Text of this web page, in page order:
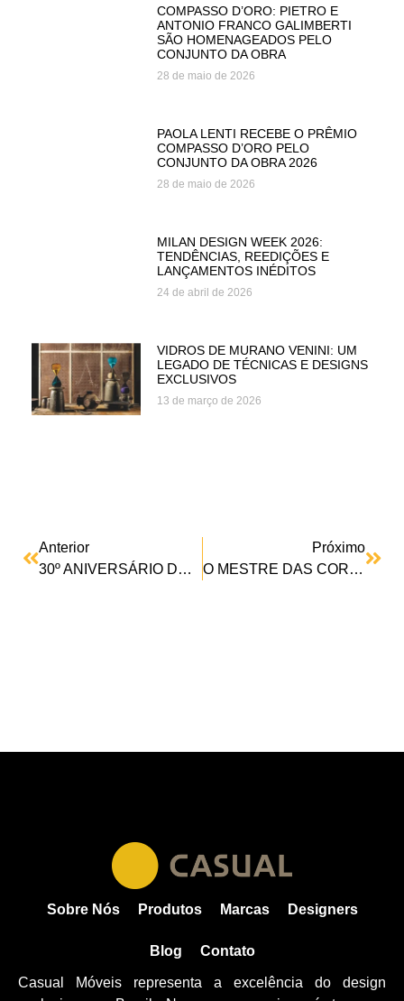
COMPASSO D’ORO: PIETRO E
ANTONIO FRANCO GALIMBERTI
SÃO HOMENAGEADOS PELO
CONJUNTO DA OBRA
28 de maio de 2026
PAOLA LENTI RECEBE O PRÊMIO
COMPASSO D’ORO PELO
CONJUNTO DA OBRA 2026
28 de maio de 2026
MILAN DESIGN WEEK 2026:
TENDÊNCIAS, REEDIÇÕES E
LANÇAMENTOS INÉDITOS
24 de abril de 2026
VIDROS DE MURANO VENINI: UM
LEGADO DE TÉCNICAS E DESIGNS
EXCLUSIVOS
13 de março de 2026
Anterior
30º ANIVERSÁRIO DELCOURT COLLECTION – TIME STRETCHED
Próximo
O MESTRE DAS CORES: 100 ANOS DE VERNER PANTON
Sobre Nós Produtos Marcas Designers
Blog Contato
Casual Móveis representa a excelência do design